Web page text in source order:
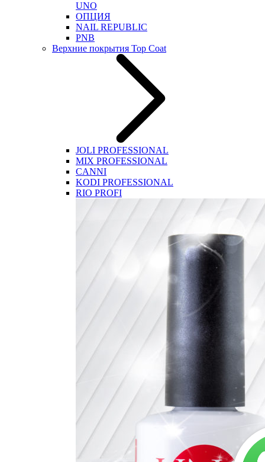
UNO
ОПЦИЯ
NAIL REPUBLIC
PNB
Верхние покрытия Top Coat
JOLI PROFESSIONAL
MIX PROFESSIONAL
CANNI
KODI PROFESSIONAL
RIO PROFI